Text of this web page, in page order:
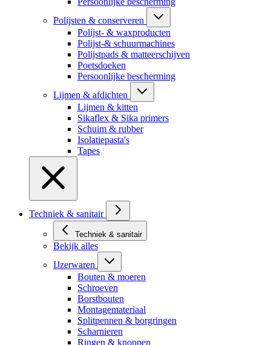
Polijsten & conserveren
Polijst- & waxproducten
Polijst-& schuurmachines
Polijstpads & matteerschijven
Poetsdoeken
Persoonlijke bescherming
Lijmen & afdichten
Lijmen & kitten
Sikaflex & Sika primers
Schuim & rubber
Isolatiepasta's
Tapes
Techniek & sanitair
Techniek & sanitair
Bekijk alles
IJzerwaren
Bouten & moeren
Schroeven
Borstbouten
Montagemateriaal
Splitpennen & borgringen
Scharnieren
Ringen & knoppen